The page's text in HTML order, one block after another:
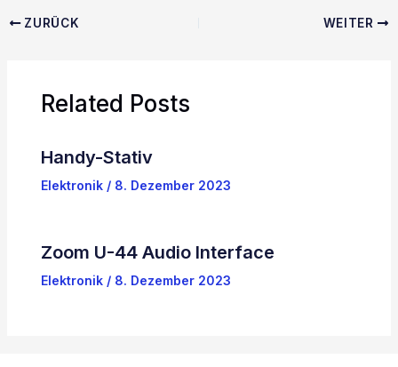
ZURÜCK WEITER
Related Posts
Handy-Stativ
Elektronik/ 8. Dezember 2023
Zoom U-44 Audio Interface
Elektronik/ 8. Dezember 2023